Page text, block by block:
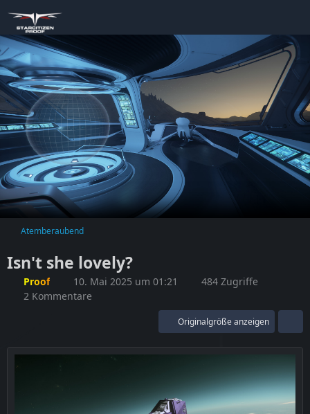
Atemberaubend
Isn't she lovely?
Proof 10. Mai 2025 um 01:21
484 Zugriffe
2 Kommentare
Originalgröße anzeigen